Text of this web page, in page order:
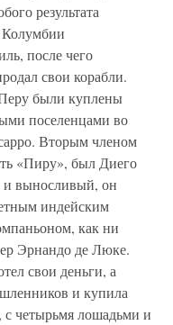
результата
после чего
свои корабли.
Перу были куплены
поселенцами во
Вторым членом
«Пиру», был Диего
и выносливый, он
индейским
как ни
Эрнандо де Люке.
свои деньги, а
и купила
четырьмя лошадьми и